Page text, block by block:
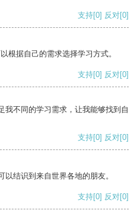
支持[0] 反对[0]
根据自己的需求选择学习方式。
支持[0] 反对[0]
我不同的学习需求，让我能够找到自
支持[0] 反对[0]
结识到来自世界各地的朋友。
支持[0] 反对[0]